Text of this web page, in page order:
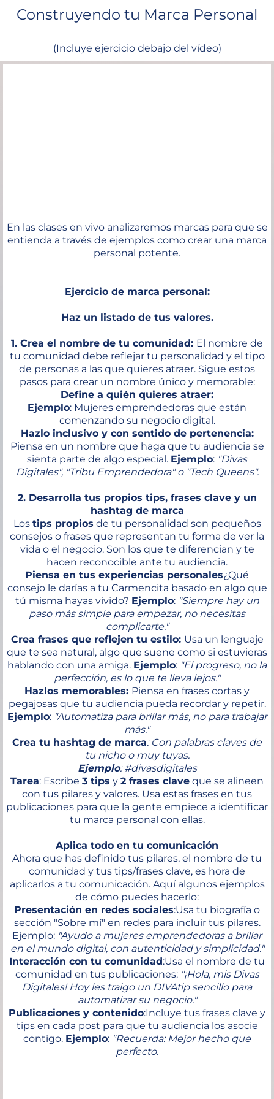
Construyendo tu Marca Personal
(Incluye ejercicio debajo del vídeo)
En las clases en vivo analizaremos marcas para que se
entienda a través de ejemplos como crear una marca
personal potente.
Ejercicio de marca personal:
Haz un listado de tus valores.
1. Crea el nombre de tu comunidad: El nombre de
tu comunidad debe reflejar tu personalidad y el tipo
de personas a las que quieres atraer. Sigue estos
pasos para crear un nombre único y memorable:
Define a quién quieres atraer:
Ejemplo: Mujeres emprendedoras que están
comenzando su negocio digital.
Hazlo inclusivo y con sentido de pertenencia:
Piensa en un nombre que haga que tu audiencia se
sienta parte de algo especial. Ejemplo: "Divas
Digitales", "Tribu Emprendedora" o "Tech Queens".
2. Desarrolla tus propios tips, frases clave y un
hashtag de marca
Los tips propios de tu personalidad son pequeños
consejos o frases que representan tu forma de ver la
vida o el negocio. Son los que te diferencian y te
hacen reconocible ante tu audiencia.
Piensa en tus experiencias personales¿Qué
consejo le darías a tu Carmencita basado en algo que
tú misma hayas vivido? Ejemplo: "Siempre hay un
paso más simple para empezar, no necesitas
complicarte."
Crea frases que reflejen tu estilo: Usa un lenguaje
que te sea natural, algo que suene como si estuvieras
hablando con una amiga. Ejemplo: "El progreso, no la
perfección, es lo que te lleva lejos."
Hazlos memorables: Piensa en frases cortas y
pegajosas que tu audiencia pueda recordar y repetir.
Ejemplo: "Automatiza para brillar más, no para trabajar
más."
Crea tu hashtag de marca: Con palabras claves de
tu nicho o muy tuyas.
Ejemplo: #divasdigitales
Tarea: Escribe 3 tips y 2 frases clave que se alineen
con tus pilares y valores. Usa estas frases en tus
publicaciones para que la gente empiece a identificar
tu marca personal con ellas.
Aplica todo en tu comunicación
Ahora que has definido tus pilares, el nombre de tu
comunidad y tus tips/frases clave, es hora de
aplicarlos a tu comunicación. Aquí algunos ejemplos
de cómo puedes hacerlo:
Presentación en redes sociales:Usa tu biografía o
sección "Sobre mí" en redes para incluir tus pilares.
Ejemplo: "Ayudo a mujeres emprendedoras a brillar
en el mundo digital, con autenticidad y simplicidad."
Interacción con tu comunidad:Usa el nombre de tu
comunidad en tus publicaciones: "¡Hola, mis Divas
Digitales! Hoy les traigo un DIVAtip sencillo para
automatizar su negocio."
Publicaciones y contenido:Incluye tus frases clave y
tips en cada post para que tu audiencia los asocie
contigo. Ejemplo: "Recuerda: Mejor hecho que
perfecto.